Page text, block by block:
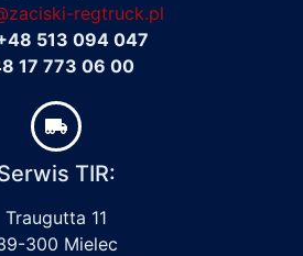
regtruck.pl
513 094 047
17 773 06 00
TIR:
Traugutta 11
300 Mielec